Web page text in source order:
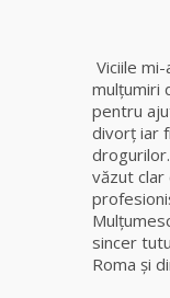
Viciile
mulţumiri
pentru
divorț iar
văzut
sincer
Roma și